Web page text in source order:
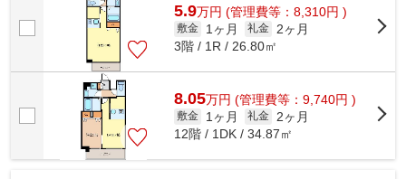
5.9万円 (管理費等：8,310円 )
敷金 1ヶ月 礼金
2ヶ月
3階 / 1R / 26.80㎡
8.05万円 (管理費等：9,740円 )
敷金 1ヶ月 礼金
2ヶ月
12階 / 1DK / 34.87㎡